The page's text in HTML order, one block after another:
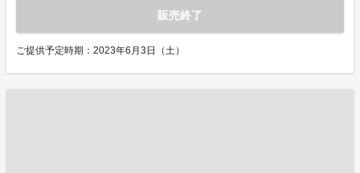
販売終了
ご提供予定時期：2023年6月3日（土）